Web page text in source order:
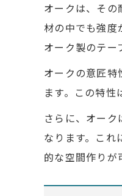
オークは、そ
材の中でも強度
オーク製のテー
オークの意匠特
ます。この特
さらに、オー
なります。これ
的な空間作りが